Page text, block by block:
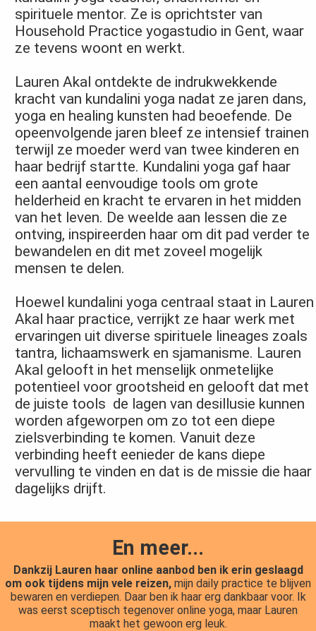
spirituele mentor. Ze is oprichtster van
Household Practice yogastudio in Gent, waar
ze tevens woont en werkt.
Lauren Akal ontdekte de indrukwekkende
kracht van kundalini yoga nadat ze jaren dans,
yoga en healing kunsten had beoefende. De
opeenvolgende jaren bleef ze intensief trainen
terwijl ze moeder werd van twee kinderen en
haar bedrijf startte. Kundalini yoga gaf haar
een aantal eenvoudige tools om grote
helderheid en kracht te ervaren in het midden
van het leven. De weelde aan lessen die ze
ontving, inspireerden haar om dit pad verder te
bewandelen en dit met zoveel mogelijk
mensen te delen.
Hoewel kundalini yoga centraal staat in Lauren
Akal haar practice, verrijkt ze haar werk met
ervaringen uit diverse spirituele lineages zoals
tantra, lichaamswerk en sjamanisme. Lauren
Akal gelooft in het menselijk onmetelijke
potentieel voor grootsheid en gelooft dat met
de juiste tools de lagen van desillusie kunnen
worden afgeworpen om zo tot een diepe
zielsverbinding te komen. Vanuit deze
verbinding heeft eenieder de kans diepe
vervulling te vinden en dat is de missie die haar
dagelijks drijft.
En meer...
Dankzij Lauren haar online aanbod ben ik erin geslaagd
om ook tijdens mijn vele reizen, mijn daily practice te blijven
bewaren en verdiepen. Daar ben ik haar erg dankbaar voor. Ik
was eerst sceptisch tegenover online yoga, maar Lauren
maakt het gewoon erg leuk.